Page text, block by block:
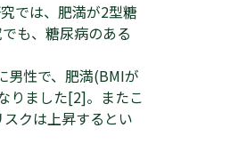
では、肥満が2型糖
も、糖尿病のある
男性で、肥満(BMIが
りました[2]。またこ
クは上昇するとい